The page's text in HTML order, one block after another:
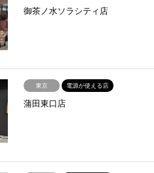
御茶ノ水ソラシティ店
東京 電源が使える店
蒲田東口店